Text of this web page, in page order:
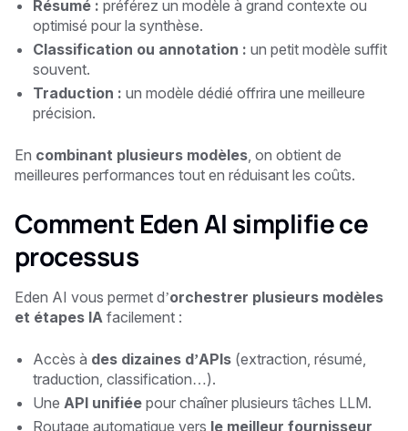
Résumé : préférez un modèle à grand contexte ou
optimisé pour la synthèse.
Classification ou annotation : un petit modèle suffit
souvent.
Traduction : un modèle dédié offrira une meilleure
précision.
En combinant plusieurs modèles , on obtient de
meilleures performances tout en réduisant les coûts.
Comment Eden AI simplifie ce
processus
Eden AI vous permet d’orchestrer plusieurs modèles
et étapes IA facilement :
Accès à des dizaines d’APIs (extraction, résumé,
traduction, classification…).
Une API unifiée pour chaîner plusieurs tâches LLM.
Routage automatique vers le meilleur fournisseur